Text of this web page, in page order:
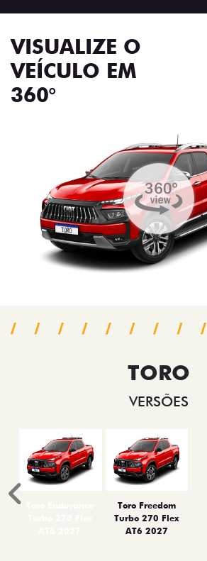
VISUALIZE O
VEÍCULO EM
360°
TORO
VERSÕES
Toro Freedom
Turbo 270 Flex
AT6 2027
Anterior